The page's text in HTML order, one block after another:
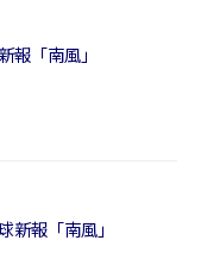
報「南風」
新報「南風」